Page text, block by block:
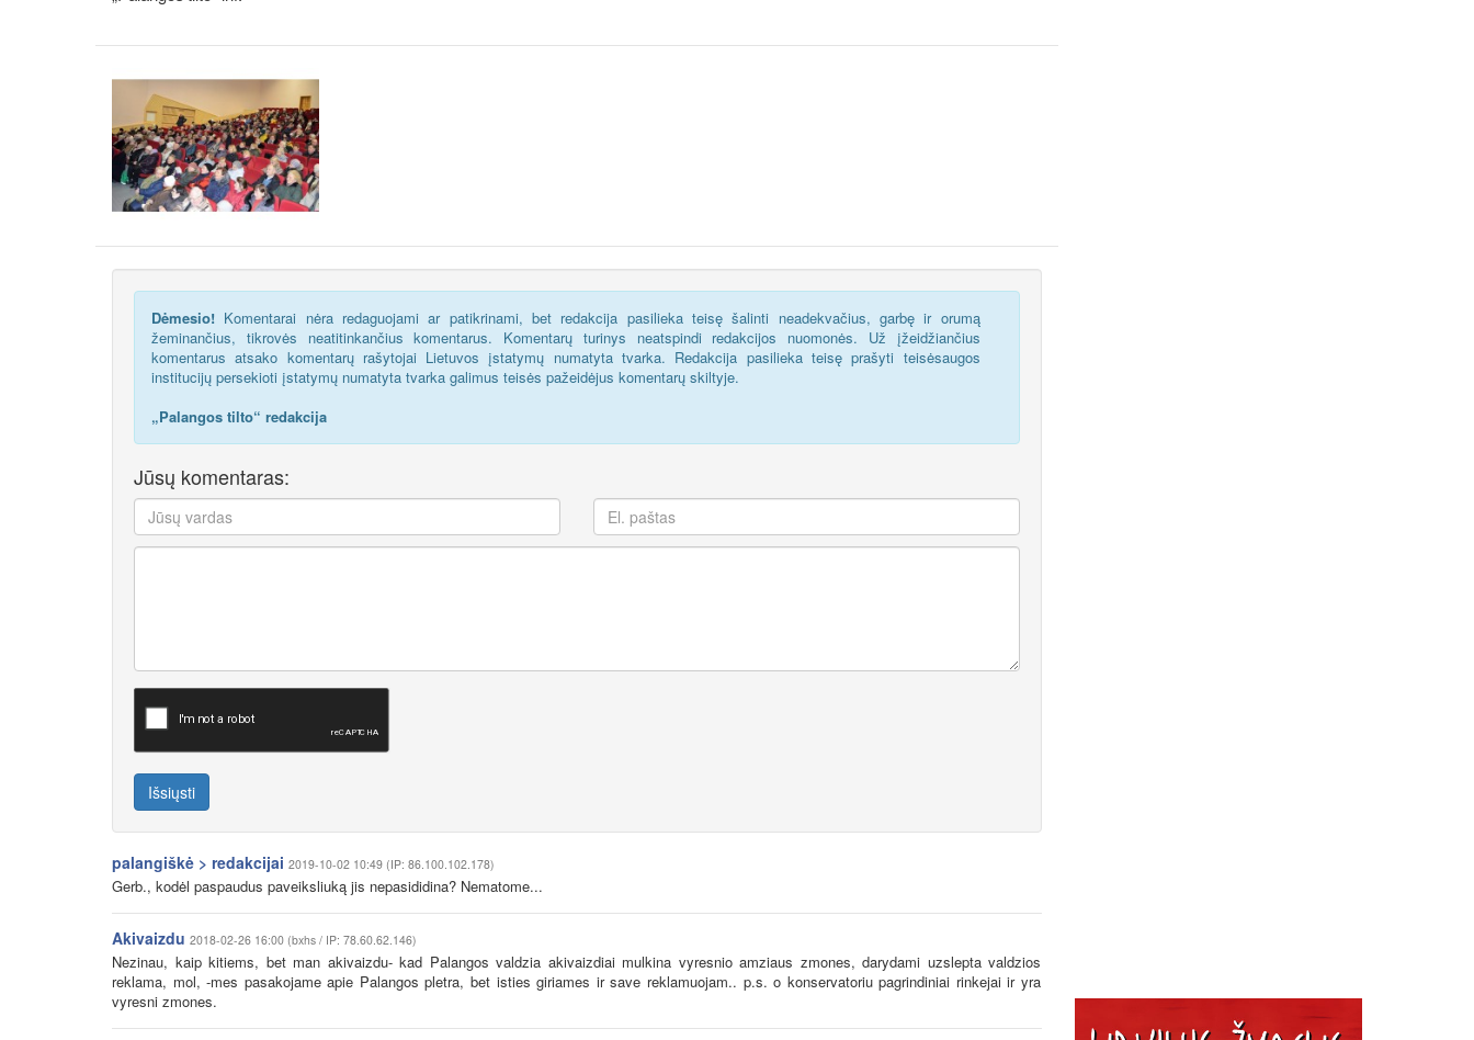
Dėmesio! Komentarai nėra redaguojami ar patikrinami, bet redakcija pasilieka teisę šalinti neadekvačius, garbę ir orumą
žeminančius, tikrovės neatitinkančius komentarus. Komentarų turinys neatspindi redakcijos nuomonės. Už įžeidžiančius
komentarus atsako komentarų rašytojai Lietuvos įstatymų numatyta tvarka. Redakcija pasilieka teisę prašyti teisėsaugos
institucijų persekioti įstatymų numatyta tvarka galimus teisės pažeidėjus komentarų skiltyje.
„Palangos tilto“ redakcija
Jūsų komentaras:
Išsiųsti
palangiškė > redakcijai 2019-10-02 10:49 (IP: 86.100.102.178)
Gerb., kodėl paspaudus paveiksliuką jis nepasididina? Nematome...
Akivaizdu 2018-02-26 16:00 (bxhs / IP: 78.60.62.146)
Nezinau, kaip kitiems, bet man akivaizdu- kad Palangos valdzia akivaizdiai mulkina vyresnio amziaus zmones, darydami uzslepta valdzios
reklama, mol, -mes pasakojame apie Palangos pletra, bet isties giriames ir save reklamuojam.. p.s. o konservatoriu pagrindiniai rinkejai ir yra
vyresni zmones.